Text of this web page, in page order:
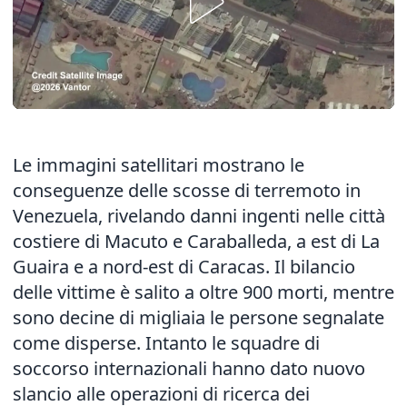
Le immagini satellitari mostrano le
conseguenze delle scosse di terremoto in
Venezuela, rivelando danni ingenti nelle città
costiere di Macuto e Caraballeda, a est di La
Guaira e a nord-est di Caracas. Il bilancio
delle vittime è salito a oltre 900 morti, mentre
sono decine di migliaia le persone segnalate
come disperse. Intanto le squadre di
soccorso internazionali hanno dato nuovo
slancio alle operazioni di ricerca dei